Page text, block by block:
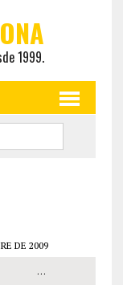
1999.
DE 2009
…